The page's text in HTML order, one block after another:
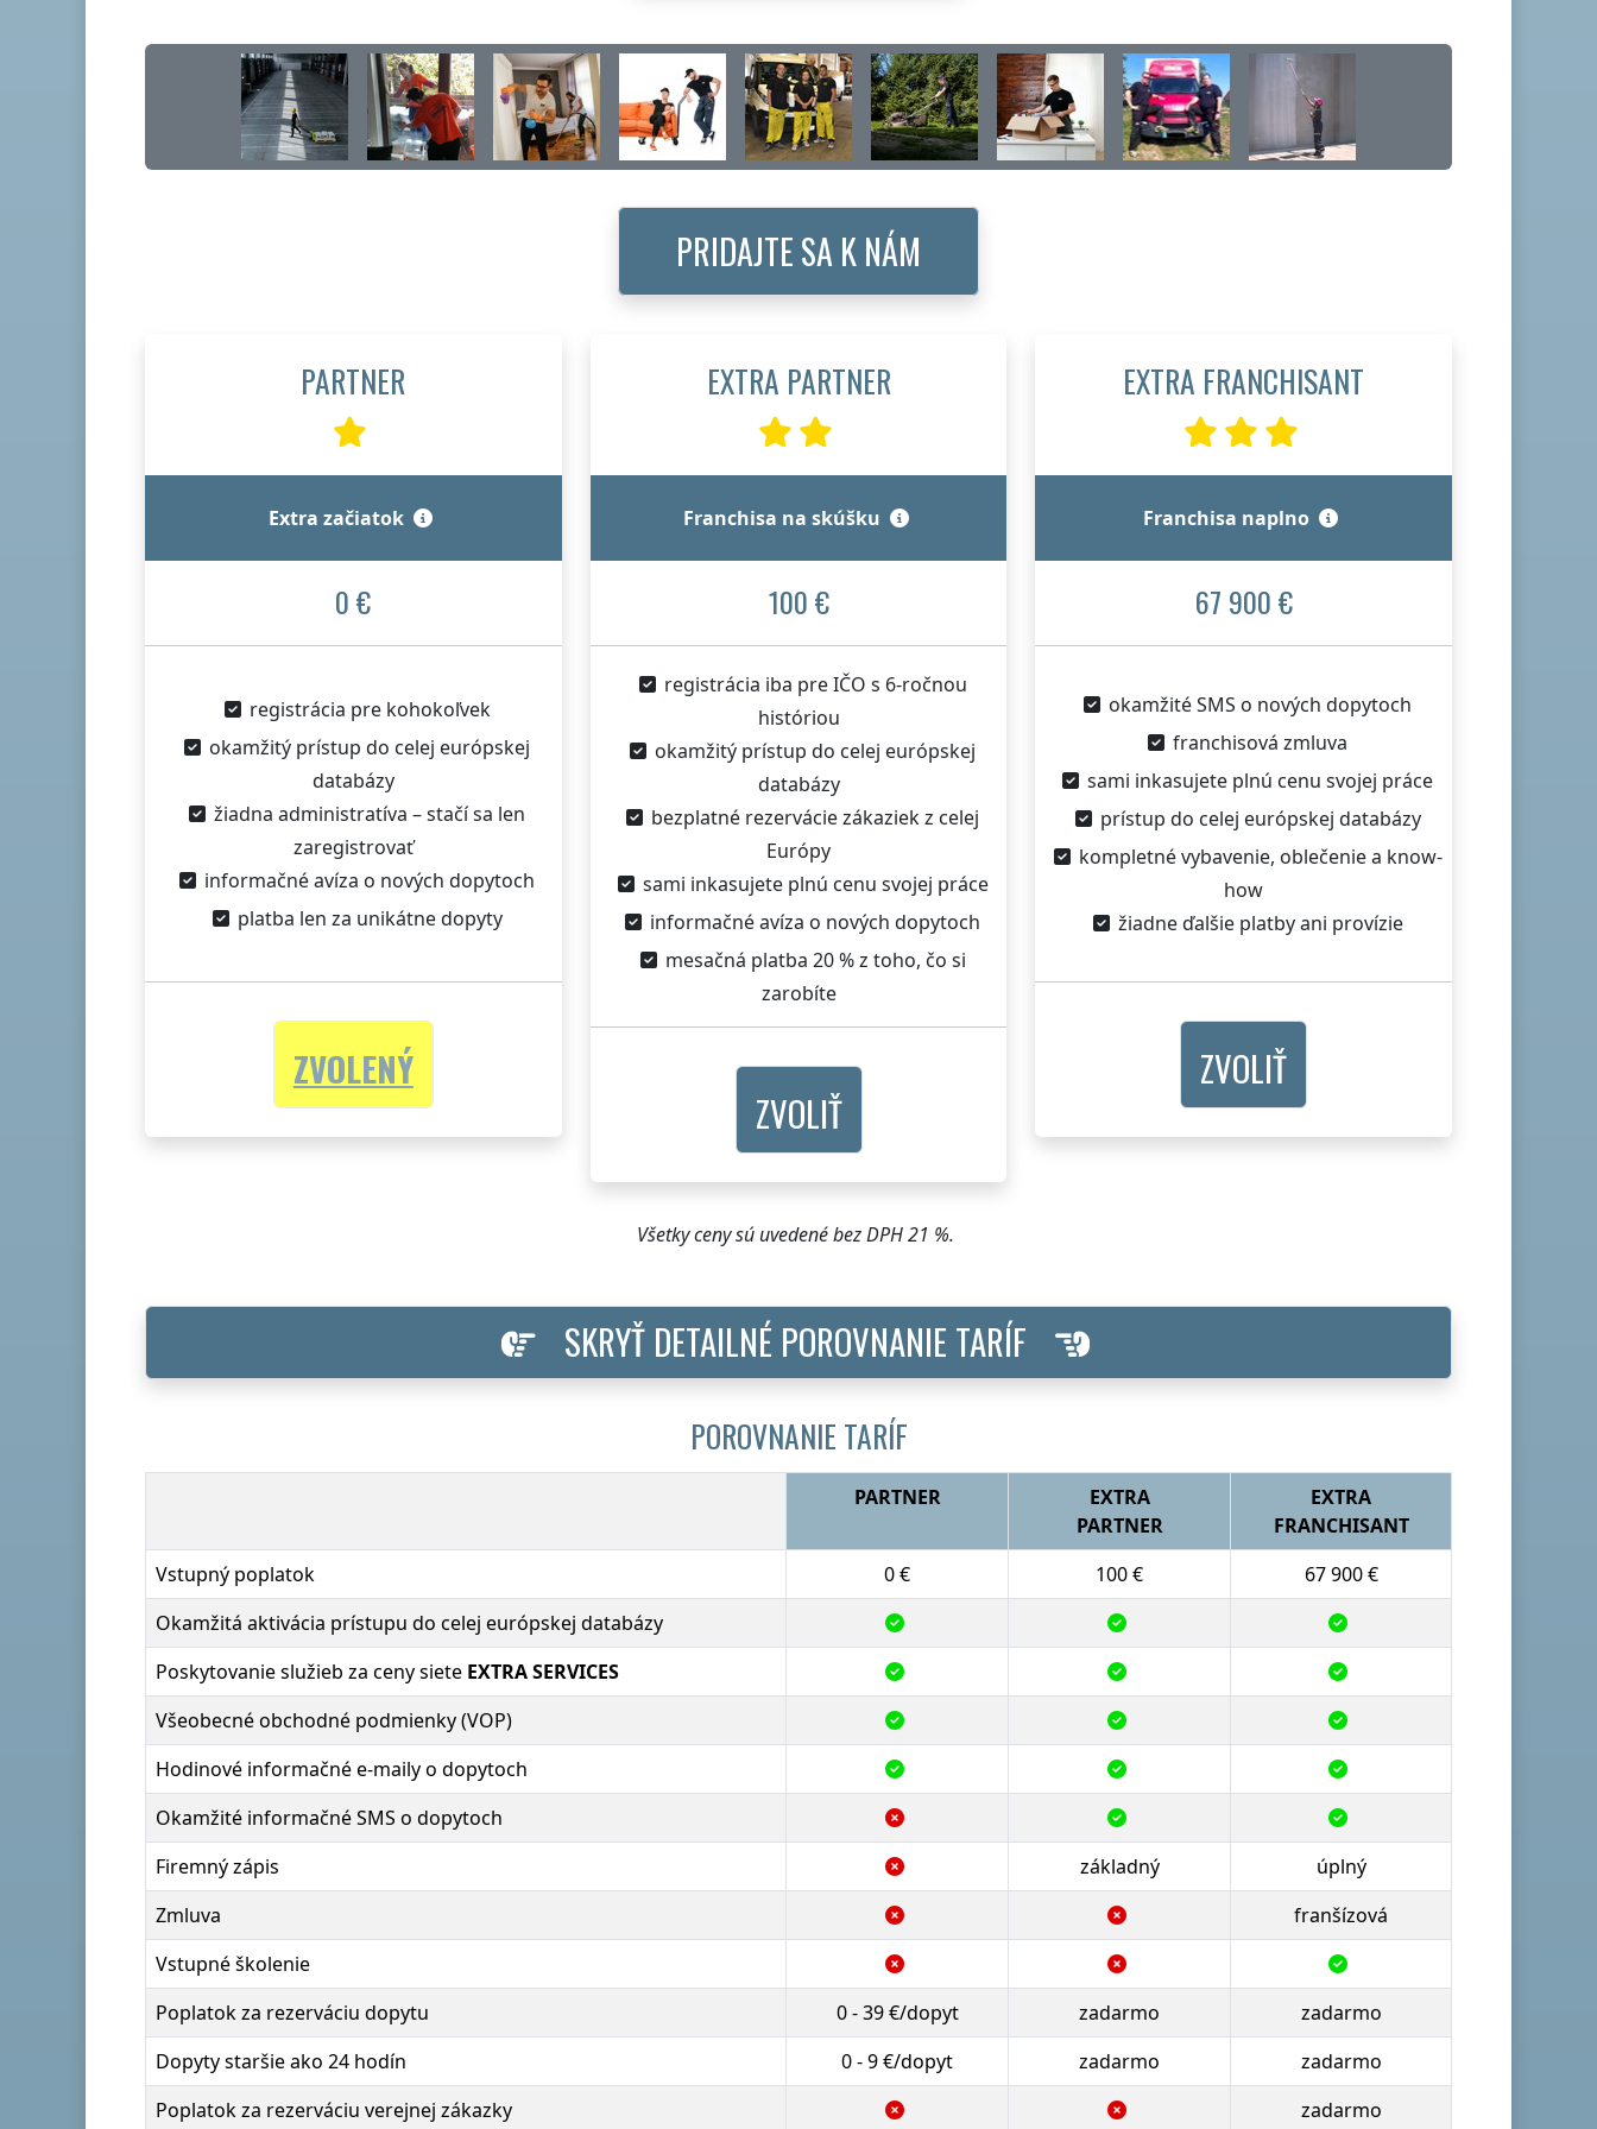
PRIDAJTE SA K NÁM
PARTNER
Extra začiatok
0 €
registrácia pre kohokoľvek
okamžitý prístup do celej európskej
databázy
žiadna administratíva – stačí sa len
zaregistrovať
informačné avíza o nových dopytoch
platba len za unikátne dopyty
ZVOLENÝ
EXTRA PARTNER
Franchisa na skúšku
100 €
registrácia iba pre IČO s 6-ročnou
históriou
okamžitý prístup do celej európskej
databázy
bezplatné rezervácie zákaziek z celej
Európy
sami inkasujete plnú cenu svojej práce
informačné avíza o nových dopytoch
mesačná platba 20 % z toho, čo si
zarobíte
ZVOLIŤ
EXTRA FRANCHISANT
Franchisa naplno
67 900 €
okamžité SMS o nových dopytoch
franchisová zmluva
sami inkasujete plnú cenu svojej práce
prístup do celej európskej databázy
kompletné vybavenie, oblečenie a know-
how
žiadne ďalšie platby ani provízie
ZVOLIŤ
Všetky ceny sú uvedené bez DPH 21 %.
SKRYŤ DETAILNÉ POROVNANIE TARÍF
POROVNANIE TARÍF
PARTNER
EXTRA
PARTNER
EXTRA
FRANCHISANT
Vstupný poplatok
0 € 100 €
67 900 €
Okamžitá aktivácia prístupu do celej európskej databázy
Poskytovanie služieb za ceny siete EXTRA SERVICES
Všeobecné obchodné podmienky (VOP)
Hodinové informačné e-maily o dopytoch
Okamžité informačné SMS o dopytoch
Firemný zápis
základný
úplný
Zmluva
franšízová
Vstupné školenie
Poplatok za rezerváciu dopytu
0 - 39 €/dopyt zadarmo
zadarmo
Dopyty staršie ako 24 hodín
0 - 9 €/dopyt zadarmo
zadarmo
Poplatok za rezerváciu verejnej zákazky
zadarmo